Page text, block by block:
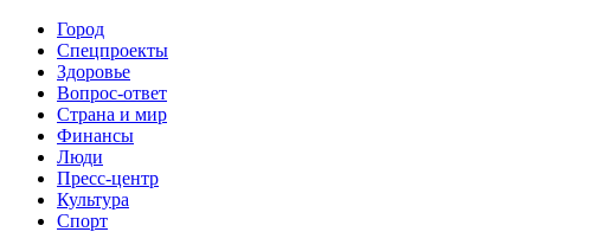
Город
Спецпроекты
Здоровье
Вопрос-ответ
Страна и мир
Финансы
Люди
Пресс-центр
Культура
Спорт